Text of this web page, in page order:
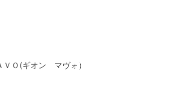
ＶＯ(ギオン マヴォ）